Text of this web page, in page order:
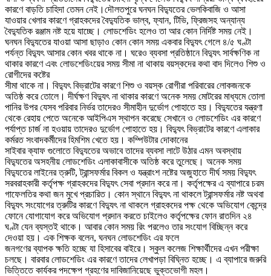
কারণে বাড়তি চাহিদা তেমন নেই।দৌলতপুরে ঘনঘন বিদ্যুতের ভেলকিবাজি ও আসা
যাওয়ার খেলার কারণে গ্রাহকদের বৈদ্যুতিক ভাল্ব, ফ্যান, টিভি, ফ্রিজসহ অন্যান্য
বৈদ্যুতিক রঞ্জাম নষ্ট হয়ে যাচ্ছে। লোডশেডিং হলেও তা আর কোন নির্দিষ্ট সময় নেই।
ঘনঘন বিদ্যুতের যাওয়া আসা ছাড়াও কোন কোন সময় একবার বিদ্যুৎ গেলে ৪/৫ ঘণ্টা
পর্যন্ত বিদ্যুৎ আসার কোন খবর থাকে না। ঘরেও ব্যবসা প্রতিষ্ঠানে বিদ্যুৎ সার্বক্ষণিক না
থাকার কারণে এবং লোডশেডিংয়ের সময় সীমা না থাকায় বয়স্কদের কথা বাদ দিলেও শিশু ও
রোগীদের কষ্টের
সীমা থাকে না। বিদ্যুৎ বিভ্রাটের কারণে শিশু ও বয়স্ক রোগীরা পরিবারের লোকজনকে
অতিষ্ঠ করে তোলে। দীর্ঘক্ষণ বিদ্যুৎ না থাকার কারণে অনেক সময় মোটরের মাধ্যমে তোলা
পানির উপর যেসব পরিবার নির্ভর তাদেরও সীমাহীন দুর্ভোগ পোহাতে হয়। বিদ্যুতের যন্ত্রণা
থেকে রেহায় পেতে অনেকে আইপিএস স্থাপন করেছে সেখানে ও লোডশেডিং এর কারণে
পর্যাপ্ত চার্জ না হওয়ায় তাদেরও দুর্ভোগ পোহাতে হয়। বিদ্যুৎ বিভ্রাটের কারণে এলাকার
কর্মরত সংবাদকর্মীদের হিমশিম খেতে হয়। কম্পিউটার দোকানের
সাইবার ক্যাফ গুলোতে বিদ্যুতের অভাবে তাদের ব্যবসা লাটে উঠার এমন অবস্থায়
বিদ্যুতের অসহনীয় লোডশেডিং এলাকাবাসীকে অতিষ্ঠ করে তুলেছে। অনেক সময়
বিদ্যুতের লাইনের ত্রুটি, ট্রান্সফর্মার বিকল ও যন্ত্রাংশ নষ্টের অজুহাতে দীর্ঘ সময় বিদ্যুৎ
সরবরাহকারী কর্তৃপক্ষ গ্রাহকদের বিদ্যুৎ সেবা প্রদান করে না। কর্তৃপক্ষের এ ব্যাপারে চরম
গাফেলতির কথা জন মুখে প্রচারিত। কোন স্থানে বিদ্যুৎ না থাকলে ট্রান্সফর্মার নষ্ট অথবা
বিদ্যুৎ সংযোগের ত্রুটির কারণে বিদ্যুৎ না থাকলে গ্রাহকদের পক্ষ থেকে অভিযোগ কেন্দ্রে
ফোনে যোগাযোগ করে অভিযোগ প্রদান করতে চাইলেও কর্তৃপক্ষের ফোন রাতদিন ২৪
ঘণ্টা যেন ব্যস্তই থাকে। আবার কোন সময় রিং পরলেও তার সংযোগ বিচ্ছিন্ন করে
দেওয়া হয়। এক শিক্ষক বলেন, ঘনঘন লোডশেডিং এর ফলে
জনগণের ব্যাপক ক্ষতি হচ্ছে যা হিসাবের বাইরে। স্কুল কলেজ শিক্ষার্থীদের এখন পরীক্ষা
চলছে। বারবার লোডশেডিং এর কারণে তাদের লেখাপড়া বিঘ্নিত হচ্ছে। এ ব্যাপারে জরুরি
ভিত্তিতে কার্যকর পদক্ষেপ গ্রহণের দাবিজানিয়েছে ভুক্তভোগী মহল।